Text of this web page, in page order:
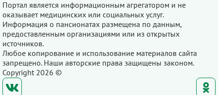
Портал является информационным агрегатором и не
оказывает медицинских или социальных услуг.
Информация о пансионатах размещена по данным,
предоставленным организациями или из открытых
источников.
Любое копирование и использование материалов сайта
запрещено. Наши авторские права защищены законом.
Copyright 2026 ©